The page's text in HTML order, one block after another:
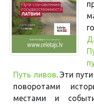
Путь ливов. Эти
поворотами
местами и